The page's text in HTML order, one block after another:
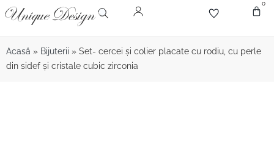
0
Acasă » Bijuterii » Set- cercei și colier placate cu rodiu, cu perle
din sidef și cristale cubic zirconia